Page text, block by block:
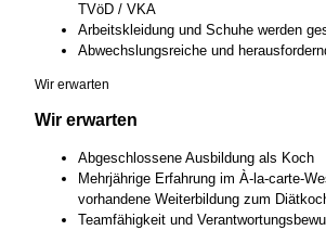
TVöD / VKA
Arbeitskleidung und Schuhe werden
Abwechslungsreiche und
Wir erwarten
Wir erwarten
Abgeschlossene Ausbildung als Koch
Mehrjährige Erfahrung im À-la-carte-
vorhandene Weiterbildung zum
Teamfähigkeit und